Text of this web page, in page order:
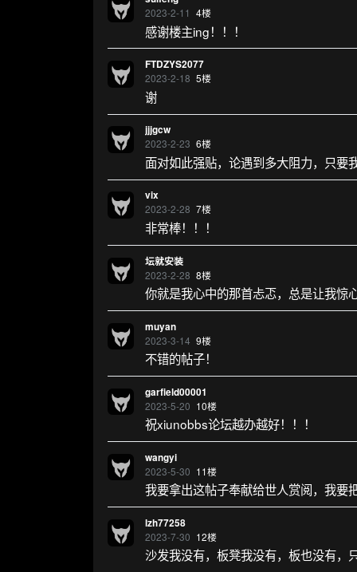
2023-2-11 4楼
感谢楼主ing！！！
FTDZYS2077
2023-2-18 5楼
谢
jjjgcw
2023-2-23 6楼
面对如此强贴，论遇到多大阻力，只
vix
2023-2-28 7楼
非常棒！！！
坛就安装
2023-2-28 8楼
你就是我心中的那首忐忑，总是让我惊
muyan
2023-3-14 9楼
不错的帖子！
garfield00001
2023-5-20 10楼
祝xiunobbs论坛越办越好！！！
wangyi
2023-5-30 11楼
我要拿出这帖子奉献给世人赏阅，我
lzh77258
2023-7-30 12楼
沙发我没有，板凳我没有，板也没有，